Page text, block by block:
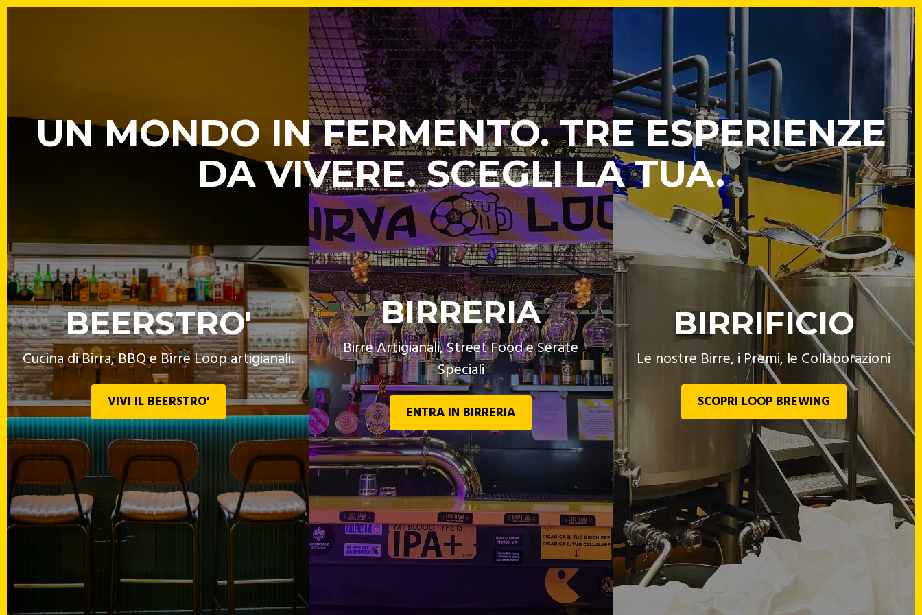
UN MONDO IN FERMENTO. TRE ESPERIENZE
DA VIVERE. SCEGLI LA TUA.
BEERSTRO'
Cucina di Birra, BBQ e Birre Loop artigianali.
VIVI IL BEERSTRO'
BIRRERIA
Birre Artigianali, Street Food e Serate
Speciali
ENTRA IN BIRRERIA
BIRRIFICIO
Le nostre Birre, i Premi, le Collaborazioni
SCOPRI LOOP BREWING